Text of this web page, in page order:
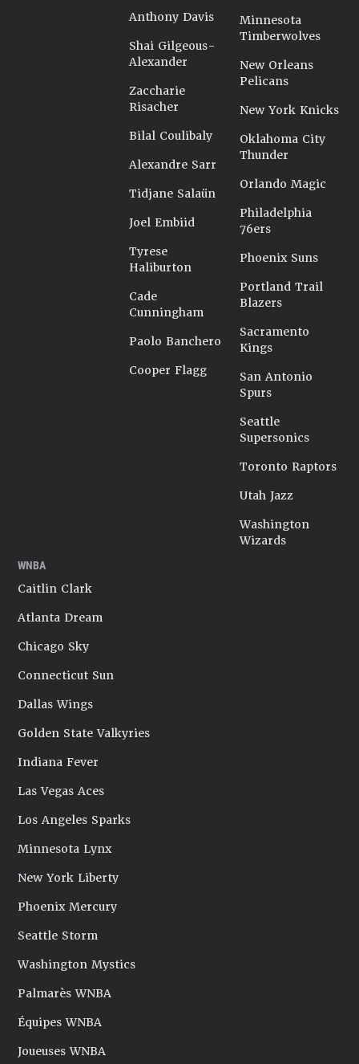
Anthony Davis
Shai Gilgeous-
Alexander
Zaccharie
Risacher
Bilal Coulibaly
Alexandre Sarr
Tidjane Salaün
Joel Embiid
Tyrese
Haliburton
Cade
Cunningham
Paolo Banchero
Cooper Flagg
Minnesota
Timberwolves
New Orleans
Pelicans
New York Knicks
Oklahoma City
Thunder
Orlando Magic
Philadelphia
76ers
Phoenix Suns
Portland Trail
Blazers
Sacramento
Kings
San Antonio
Spurs
Seattle
Supersonics
Toronto Raptors
Utah Jazz
Washington
Wizards
WNBA
Caitlin Clark
Atlanta Dream
Chicago Sky
Connecticut Sun
Dallas Wings
Golden State Valkyries
Indiana Fever
Las Vegas Aces
Los Angeles Sparks
Minnesota Lynx
New York Liberty
Phoenix Mercury
Seattle Storm
Washington Mystics
Palmarès WNBA
Équipes WNBA
Joueuses WNBA